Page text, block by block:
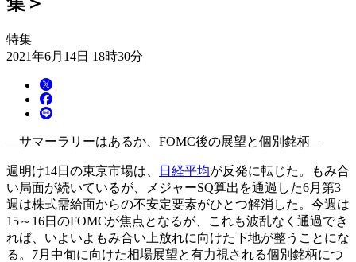
特集
2021年6月14日 18時30分
―サマーラリーはあるか、FOMC後の展望と個別銘柄―
週明け14日の東京市場は、 日経平均が反発に転じた。もみ合
い局面が続いているが、メジャーSQ算出を通過した6月第3
週は株式需給面からの不安定要素がひとつ解消した。今週は
15～16日のFOMCが焦点となるが、これも波乱なく通過でき
れば、いよいよもみ合い上放れに向けた下地が整うことにな
る。7月中旬に向けた相場展望と有力視される個別銘柄につ